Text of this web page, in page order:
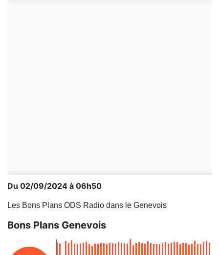
Du 02/09/2024 à 06h50
Les Bons Plans ODS Radio dans le Genevois
Bons Plans Genevois